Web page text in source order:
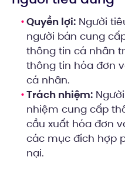
Quyền lợi: Người
người bán cung
thông tin cá nhân
thông tin hóa đơn
cá nhân.
Trách nhiệm:
nhiệm cung cấp
cầu xuất hóa đơn
các mục đích hợp
nại.